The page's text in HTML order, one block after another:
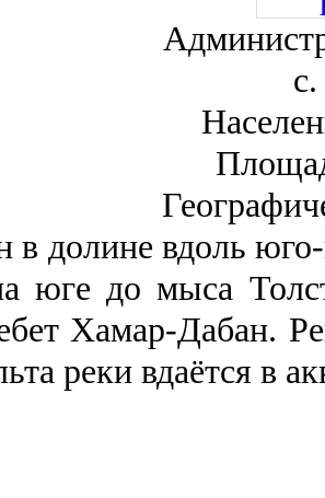
в долине вдоль
юге до мыса
Хамар-Дабан.
реки вда­ётся в